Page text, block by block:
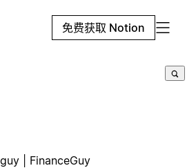
免费获取 Notion
| FinanceGuy